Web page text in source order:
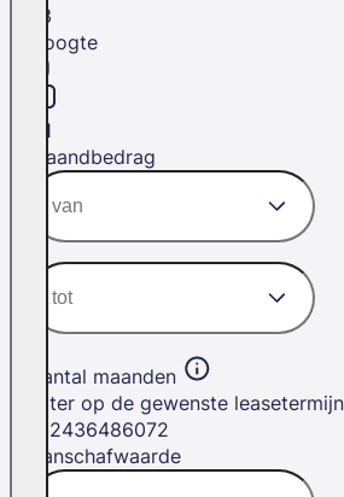
L3
Hoogte
H1
Maandbedrag
Aantal maanden
Filter op de gewenste
2436486072
Aanschafwaarde